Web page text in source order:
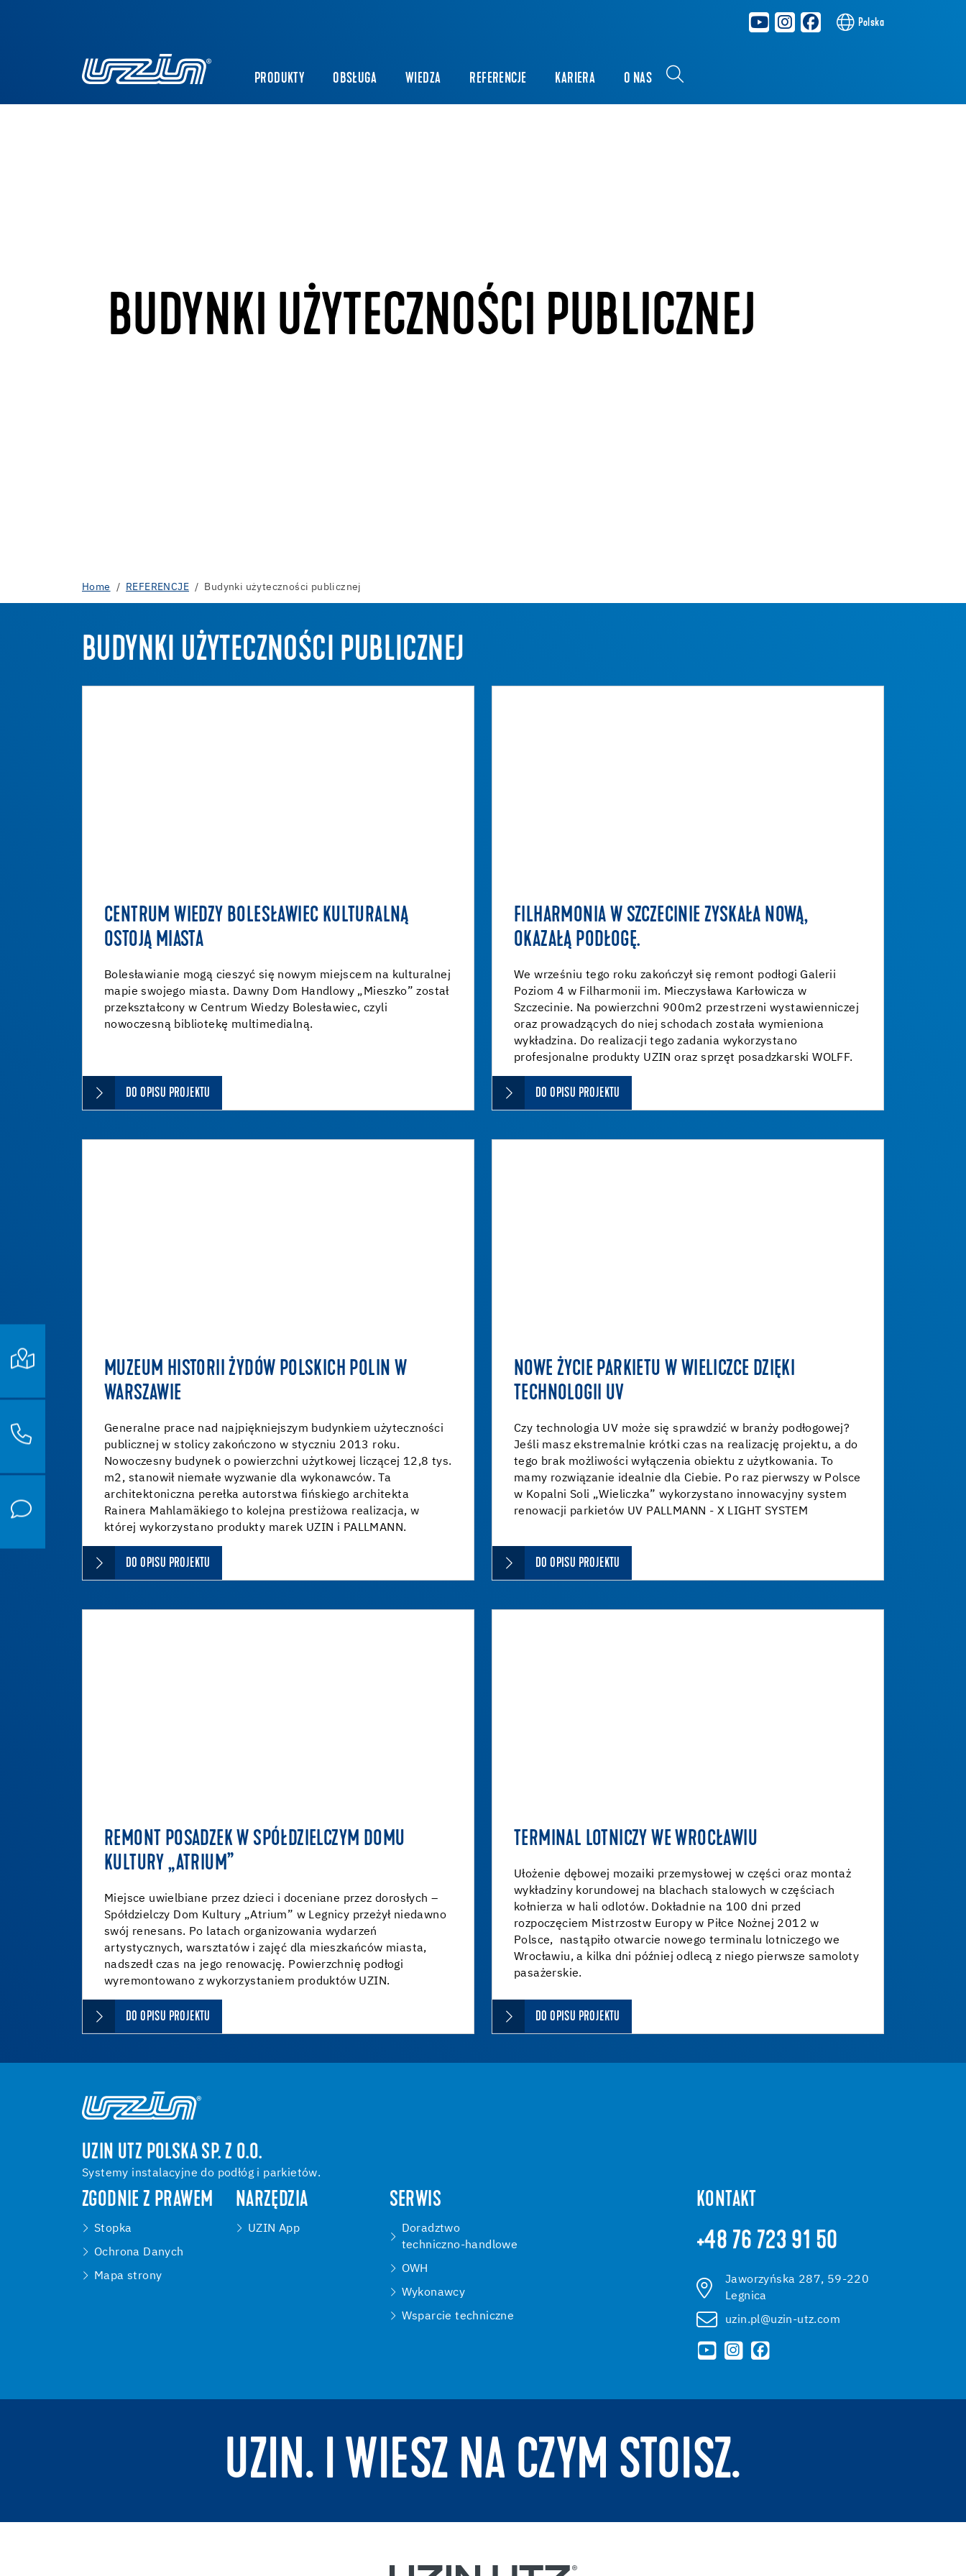
Polska
PRODUKTY OBSŁUGA WIEDZA REFERENCJE KARIERA O NAS
BUDYNKI UŻYTECZNOŚCI PUBLICZNEJ
Home REFERENCJE Budynki użyteczności publicznej
BUDYNKI UŻYTECZNOŚCI PUBLICZNEJ
CENTRUM WIEDZY BOLESŁAWIEC KULTURALNĄ
OSTOJĄ MIASTA
Bolesławianie mogą cieszyć się nowym miejscem na kulturalnej
mapie swojego miasta. Dawny Dom Handlowy „Mieszko” został
przekształcony w Centrum Wiedzy Bolesławiec, czyli
nowoczesną bibliotekę multimedialną.
DO OPISU PROJEKTU
FILHARMONIA W SZCZECINIE ZYSKAŁA NOWĄ,
OKAZAŁĄ PODŁOGĘ.
We wrześniu tego roku zakończył się remont podłogi Galerii
Poziom 4 w Filharmonii im. Mieczysława Karłowicza w
Szczecinie. Na powierzchni 900m2 przestrzeni wystawienniczej
oraz prowadzących do niej schodach została wymieniona
wykładzina. Do realizacji tego zadania wykorzystano
profesjonalne produkty UZIN oraz sprzęt posadzkarski WOLFF.
DO OPISU PROJEKTU
MUZEUM HISTORII ŻYDÓW POLSKICH POLIN W
WARSZAWIE
Generalne prace nad najpiękniejszym budynkiem użyteczności
publicznej w stolicy zakończono w styczniu 2013 roku.
Nowoczesny budynek o powierzchni użytkowej liczącej 12,8 tys.
m2, stanowił niemałe wyzwanie dla wykonawców. Ta
architektoniczna perełka autorstwa fińskiego architekta
Rainera Mahlamäkiego to kolejna prestiżowa realizacja, w
której wykorzystano produkty marek UZIN i PALLMANN.
DO OPISU PROJEKTU
NOWE ŻYCIE PARKIETU W WIELICZCE DZIĘKI
TECHNOLOGII UV
Czy technologia UV może się sprawdzić w branży podłogowej?
Jeśli masz ekstremalnie krótki czas na realizację projektu, a do
tego brak możliwości wyłączenia obiektu z użytkowania. To
mamy rozwiązanie idealnie dla Ciebie. Po raz pierwszy w Polsce
w Kopalni Soli „Wieliczka” wykorzystano innowacyjny system
renowacji parkietów UV PALLMANN - X LIGHT SYSTEM
DO OPISU PROJEKTU
REMONT POSADZEK W SPÓŁDZIELCZYM DOMU
KULTURY „ATRIUM”
Miejsce uwielbiane przez dzieci i doceniane przez dorosłych –
Spółdzielczy Dom Kultury „Atrium” w Legnicy przeżył niedawno
swój renesans. Po latach organizowania wydarzeń
artystycznych, warsztatów i zajęć dla mieszkańców miasta,
nadszedł czas na jego renowację. Powierzchnię podłogi
wyremontowano z wykorzystaniem produktów UZIN.
DO OPISU PROJEKTU
TERMINAL LOTNICZY WE WROCŁAWIU
Ułożenie dębowej mozaiki przemysłowej w części oraz montaż
wykładziny korundowej na blachach stalowych w częściach
kołnierza w hali odlotów. Dokładnie na 100 dni przed
rozpoczęciem Mistrzostw Europy w Piłce Nożnej 2012 w
Polsce, nastąpiło otwarcie nowego terminalu lotniczego we
Wrocławiu, a kilka dni później odlecą z niego pierwsze samoloty
pasażerskie.
DO OPISU PROJEKTU
UZIN UTZ POLSKA SP. Z O.O.
Systemy instalacyjne do podłóg i parkietów.
ZGODNIE Z PRAWEM
Stopka
Ochrona Danych
Mapa strony
NARZĘDZIA
UZIN App
SERWIS
Doradztwo
techniczno-handlowe
OWH
Wykonawcy
Wsparcie techniczne
KONTAKT
+48 76 723 91 50
Jaworzyńska 287, 59-220
Legnica
uzin.pl@uzin-utz.com
UZIN. I WIESZ NA CZYM STOISZ.